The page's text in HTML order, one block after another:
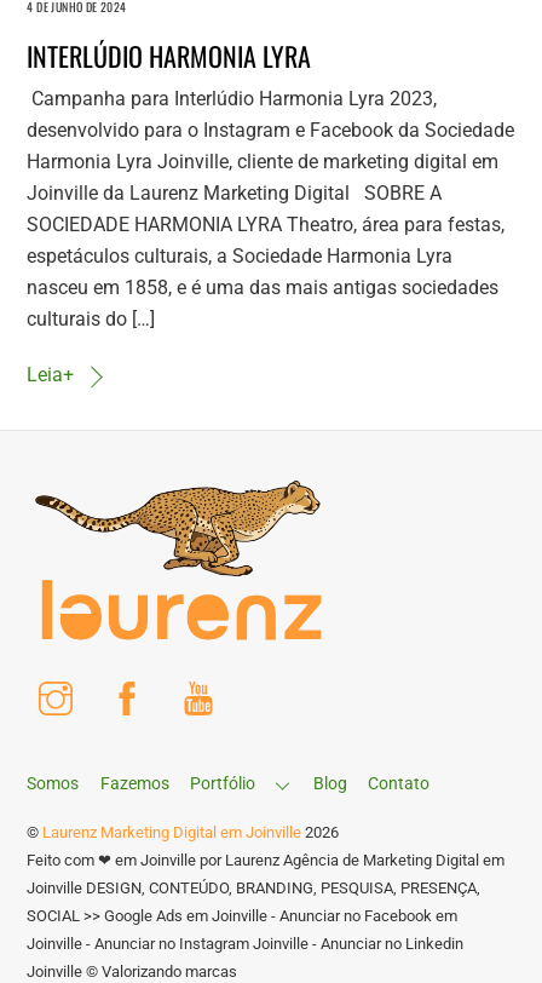
4 DE JUNHO DE 2024
INTERLÚDIO HARMONIA LYRA
Campanha para Interlúdio Harmonia Lyra 2023,
desenvolvido para o Instagram e Facebook da Sociedade
Harmonia Lyra Joinville, cliente de marketing digital em
Joinville da Laurenz Marketing Digital SOBRE A
SOCIEDADE HARMONIA LYRA Theatro, área para festas,
espetáculos culturais, a Sociedade Harmonia Lyra
nasceu em 1858, e é uma das mais antigas sociedades
culturais do […]
Leia+
Instagram Facebook
Somos Fazemos Portfólio Blog Contato
© Laurenz Marketing Digital em Joinville 2026
Feito com ❤ em Joinville por Laurenz Agência de Marketing Digital em
Joinville DESIGN, CONTEÚDO, BRANDING, PESQUISA, PRESENÇA,
SOCIAL >> Google Ads em Joinville - Anunciar no Facebook em
Joinville - Anunciar no Instagram Joinville - Anunciar no Linkedin
Joinville © Valorizando marcas